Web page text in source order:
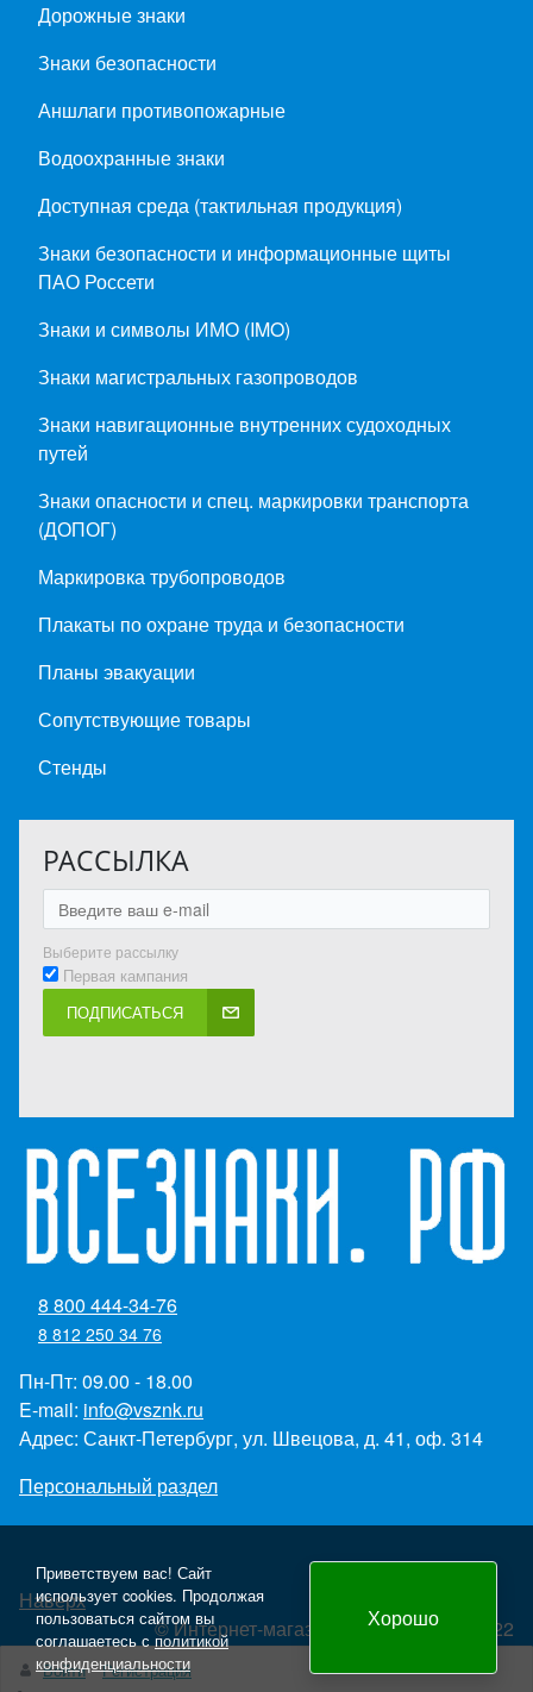
Дорожные знаки
Знаки безопасности
Аншлаги противопожарные
Водоохранные знаки
Доступная среда (тактильная продукция)
Знаки безопасности и информационные щиты
ПАО Россети
Знаки и символы ИМО (IMO)
Знаки магистральных газопроводов
Знаки навигационные внутренних судоходных
путей
Знаки опасности и спец. маркировки транспорта
(ДОПОГ)
Маркировка трубопроводов
Плакаты по охране труда и безопасности
Планы эвакуации
Сопутствующие товары
Стенды
РАССЫЛКА
Выберите рассылку
Первая кампания
ПОДПИСАТЬСЯ
8 800 444-34-76
8 812 250 34 76
Пн-Пт: 09.00 - 18.00
E-mail: info@vsznk.ru
Адрес: Санкт-Петербург, ул. Швецова, д. 41, оф. 314
Персональный раздел
Наверх
© Интернет-магазин "Всезнаки.рф" 2022
Создание и продвижение сайта - Panteon WS
Войти
Регистрация
Приветствуем вас! Сайт
использует cookies. Продолжая
пользоваться сайтом вы
соглашаетесь сполитикой
конфиденциальности
Хорошо